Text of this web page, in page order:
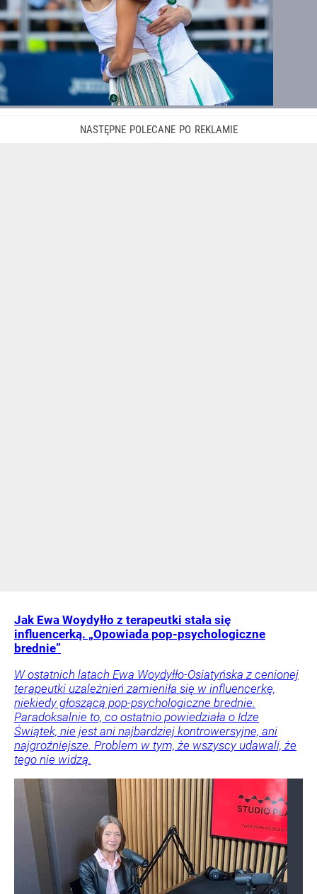
Jak Ewa Woydyłło z terapeutki stała się
influencerką. „Opowiada pop-psychologiczne
brednie”
W ostatnich latach Ewa Woydyłło-Osiatyńska z cenionej
terapeutki uzależnień zamieniła się w influencerkę,
niekiedy głoszącą pop-psychologiczne brednie.
Paradoksalnie to, co ostatnio powiedziała o Idze
Świątek, nie jest ani najbardziej kontrowersyjne, ani
najgroźniejsze. Problem w tym, że wszyscy udawali, że
tego nie widzą.